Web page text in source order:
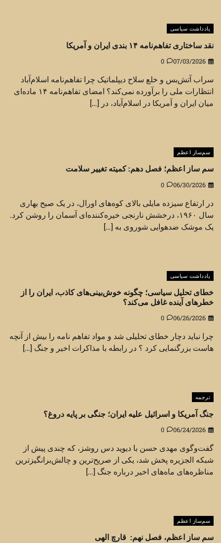
یادداشت سیاسی
نقد ساختاری تفاهم‌نامه ۱۴ بندی ایران و آمریکا
07/03/2026
0
سراب آتش‌بس و خلع سلاح دیپلماتیک چرا تفاهم‌نامه اسلام‌آباد
انتظارات ملی را برآورده نمی‌کند؟ امضای تفاهم‌نامه ۱۴ ماده‌ای
میان ایران و آمریکا در اسلام‌آباد، در […]
سم‌ساز اعظم
سم ساز اعظم؛ فصل دهم: کمیته تغییر سلامت
06/30/2026
0
در ارتفاع سیزده مایلی بالای کوه‌های اورال، در یک صبح بهاری
سال ۱۹۶۰، درخشش نارنجی خیره‌کننده‌ای آسمان را روشن کرد.
یک موشک ضدهوایی شوروی به […]
یادداشت سیاسی
خطای تحلیل سیاسی؛ چگونه خوش‌بینی‌های کاذب، ایران را از
خطرهای آینده غافل می‌کند؟
06/26/2026
0
چرا نباید دچار خطای تحلیلی شد و مواد تفاهم نامه را بیش از آنچه
هاست بزرگنمایی کرد ؟ در رابطه با مذاکرات اخیر و جنگ […]
ترجمه
جنگ آمریکا و اسرائیل علیه ایران؛ جنگی بر پایه دروغ؟
06/24/2026
0
گفت‌وگوی مهدی حسن با دیوید دس روشز، که چندی پیش از
شبکه الجزیره پخش شد، یکی از صریح‌ترین و چالش‌برانگیزترین
مناظره‌های ماه‌های اخیر درباره جنگ […]
سم‌ساز اعظم
سم ساز اعظم، فصل نهم: قارچ الهی